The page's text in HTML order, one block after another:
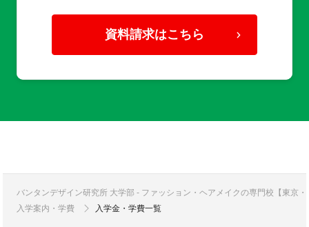
資料請求はこちら
バンタンデザイン研究所 大学部 - ファッション・ヘアメイクの専門校【東京
入学案内・学費
入学金・学費一覧